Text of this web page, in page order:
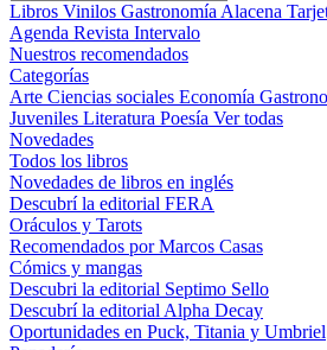
Libros Vinilos Gastronomía Alacena
Agenda Revista Intervalo
Nuestros recomendados
Categorías
Arte Ciencias sociales Economía
Juveniles Literatura Poesía Ver todas
Novedades
Todos los libros
Novedades de libros en inglés
Descubrí la editorial FERA
Oráculos y Tarots
Recomendados por Marcos Casas
Cómics y mangas
Descubri la editorial Septimo Sello
Descubrí la editorial Alpha Decay
Oportunidades en Puck, Titania y Umbriel